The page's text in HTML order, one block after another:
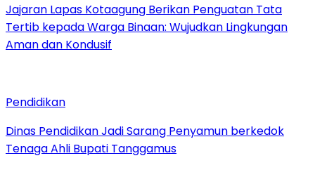
Jajaran Lapas Kotaagung Berikan Penguatan Tata
Tertib kepada Warga Binaan: Wujudkan Lingkungan
Aman dan Kondusif
Pendidikan
Dinas Pendidikan Jadi Sarang Penyamun berkedok
Tenaga Ahli Bupati Tanggamus